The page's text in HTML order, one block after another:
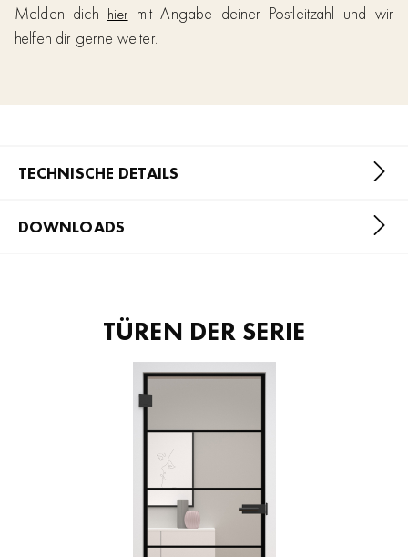
Melden dich hier mit Angabe deiner Postleitzahl und wir
helfen dir gerne weiter.
TECHNISCHE DETAILS
DOWNLOADS
TÜREN DER SERIE